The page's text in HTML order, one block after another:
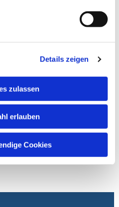
Details zeigen
zulassen
erlauben
Cookies